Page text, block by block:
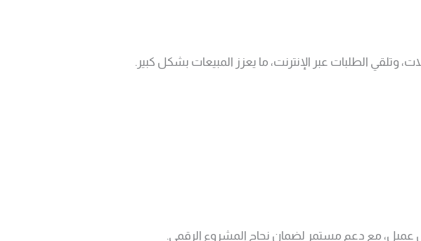
الطلبات عبر الإنترنت، ما يعزز المبيعات بشكل كبير.
عميل، مع دعم مستمر لضمان نجاح المشروع الرقمي.